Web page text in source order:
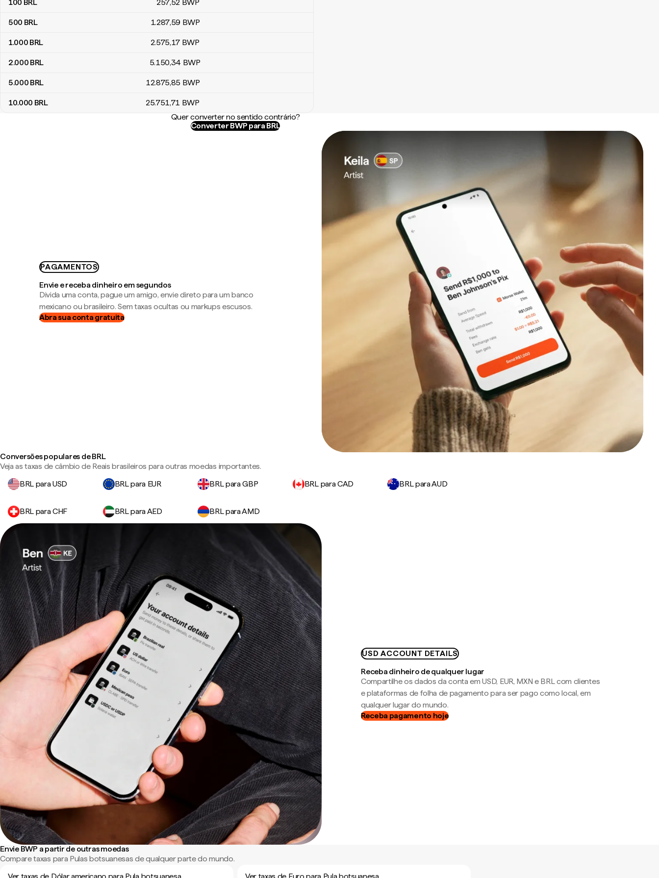
100 BRL 257,52 BWP
500 BRL 1.287,59 BWP
1.000 BRL 2.575,17 BWP
2.000 BRL 5.150,34 BWP
5.000 BRL 12.875,85 BWP
10.000 BRL 25.751,71 BWP
Quer converter no sentido contrário?
Converter BWP para BRL
PAGAMENTOS
Envie e receba dinheiro em segundos
Divida uma conta, pague um amigo, envie direto para um banco
mexicano ou brasileiro. Sem taxas ocultas ou markups escusos.
Abra sua conta gratuita
Conversões populares de BRL
Veja as taxas de câmbio de Reais brasileiros para outras moedas importantes.
BRL para USD
BRL para EUR BRL para GBP BRL para CAD BRL para AUD
BRL para CHF BRL para AED BRL para AMD
USD ACCOUNT DETAILS
Receba dinheiro de qualquer lugar
Compartilhe os dados da conta em USD, EUR, MXN e BRL com clientes
e plataformas de folha de pagamento para ser pago como local, em
qualquer lugar do mundo.
Receba pagamento hoje
Envie BWP a partir de outras moedas
Compare taxas para Pulas botsuanesas de qualquer parte do mundo.